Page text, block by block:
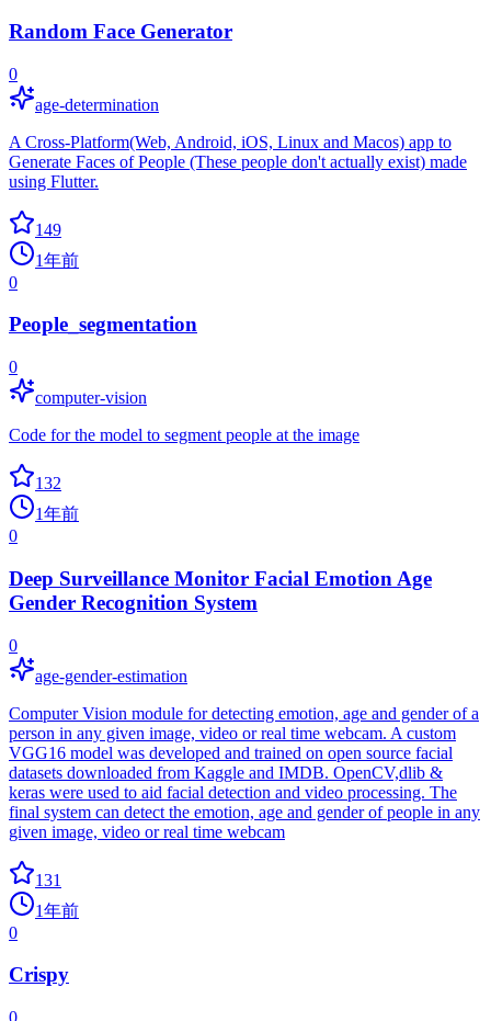
Random Face Generator
0
age-determination
A Cross-Platform(Web, Android, iOS, Linux and Macos) app to
Generate Faces of People (These people don't actually exist) made
using Flutter.
149
1年前
0
People_segmentation
0
computer-vision
Code for the model to segment people at the image
132
1年前
0
Deep Surveillance Monitor Facial Emotion Age
Gender Recognition System
0
age-gender-estimation
Computer Vision module for detecting emotion, age and gender of a
person in any given image, video or real time webcam. A custom
VGG16 model was developed and trained on open source facial
datasets downloaded from Kaggle and IMDB. OpenCV,dlib &
keras were used to aid facial detection and video processing. The
final system can detect the emotion, age and gender of people in any
given image, video or real time webcam
131
1年前
0
Crispy
0